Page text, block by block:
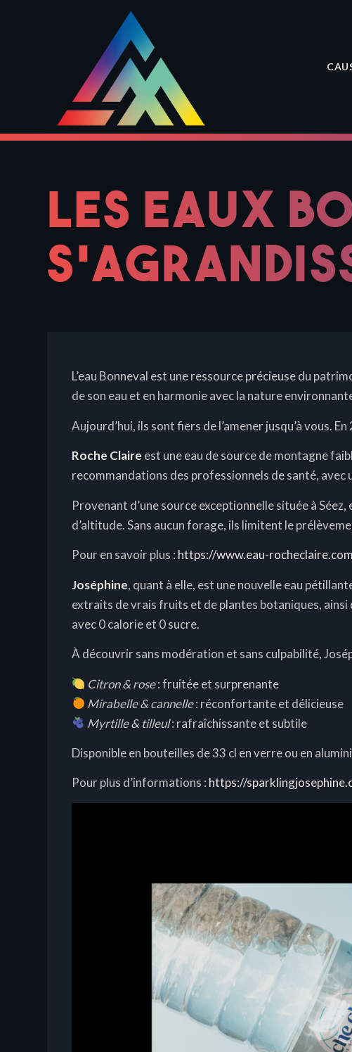
LES EAUX
L’eau Bonneval est une ressource précieuse du
de son eau et en harmonie avec la nature
Aujourd’hui, ils sont fiers de l’amener jusqu’à vous.
Roche Claire est une eau de source de montagne
recommandations des professionnels de santé,
Provenant d’une source exceptionnelle située à
d’altitude. Sans aucun forage, ils limitent le
Pour en savoir plus : https://www.eau-rocheclaire.com
Joséphine, quant à elle, est une nouvelle eau
extraits de vrais fruits et de plantes botaniques, ainsi
avec 0 calorie et 0 sucre.
À découvrir sans modération et sans culpabilité,
Citron & rose: fruitée et surprenante
Mirabelle & cannelle: réconfortante et délicieuse
Myrtille & tilleul: rafraîchissante et subtile
Disponible en bouteilles de 33 cl en verre ou en
Pour plus d’informations : https://